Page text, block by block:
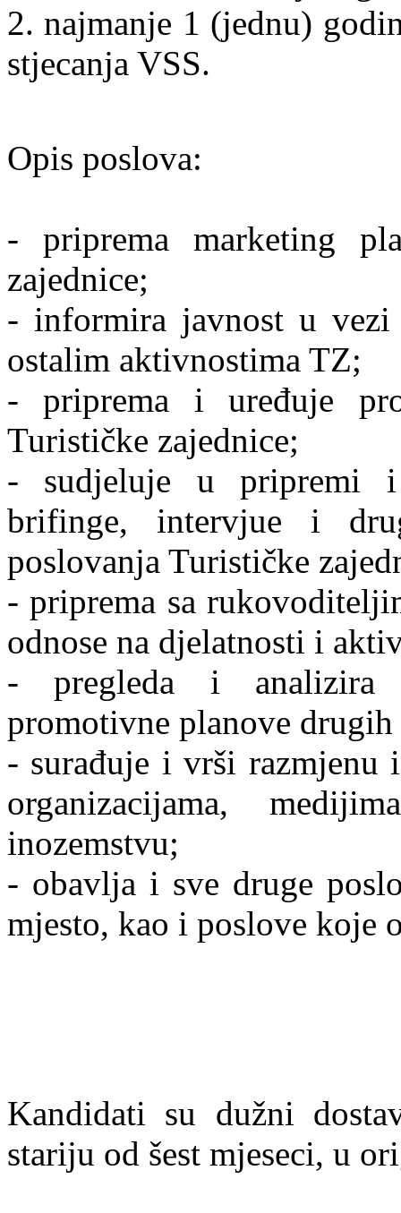
2. najmanje 1 (jednu)
stjecanja VSS.
Opis poslova:
- priprema marketing
zajednice;
- informira javnost u
ostalim aktivnostima TZ;
- priprema i uređuje
Turističke zajednice;
- sudjeluje u pripremi i
brifinge, intervjue i
poslovanja Turističke
- priprema sa
odnose na djelatnosti i
- pregleda i analizira
promotivne planove
- surađuje i vrši razmjenu
organizacijama,
inozemstvu;
- obavlja i sve druge
mjesto, kao i poslove koje
Kandidati su dužni
stariju od šest mjeseci, u